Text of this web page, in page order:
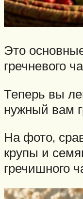
Это
гречневого
Теперь вы
нужный вам
На фото,
крупы и
гречишного